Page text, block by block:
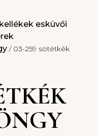
esküvői
/ 03-259 sötétkék